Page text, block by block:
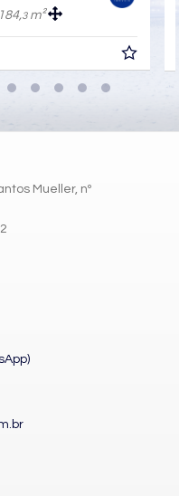
184,3m²
Mueller, nº